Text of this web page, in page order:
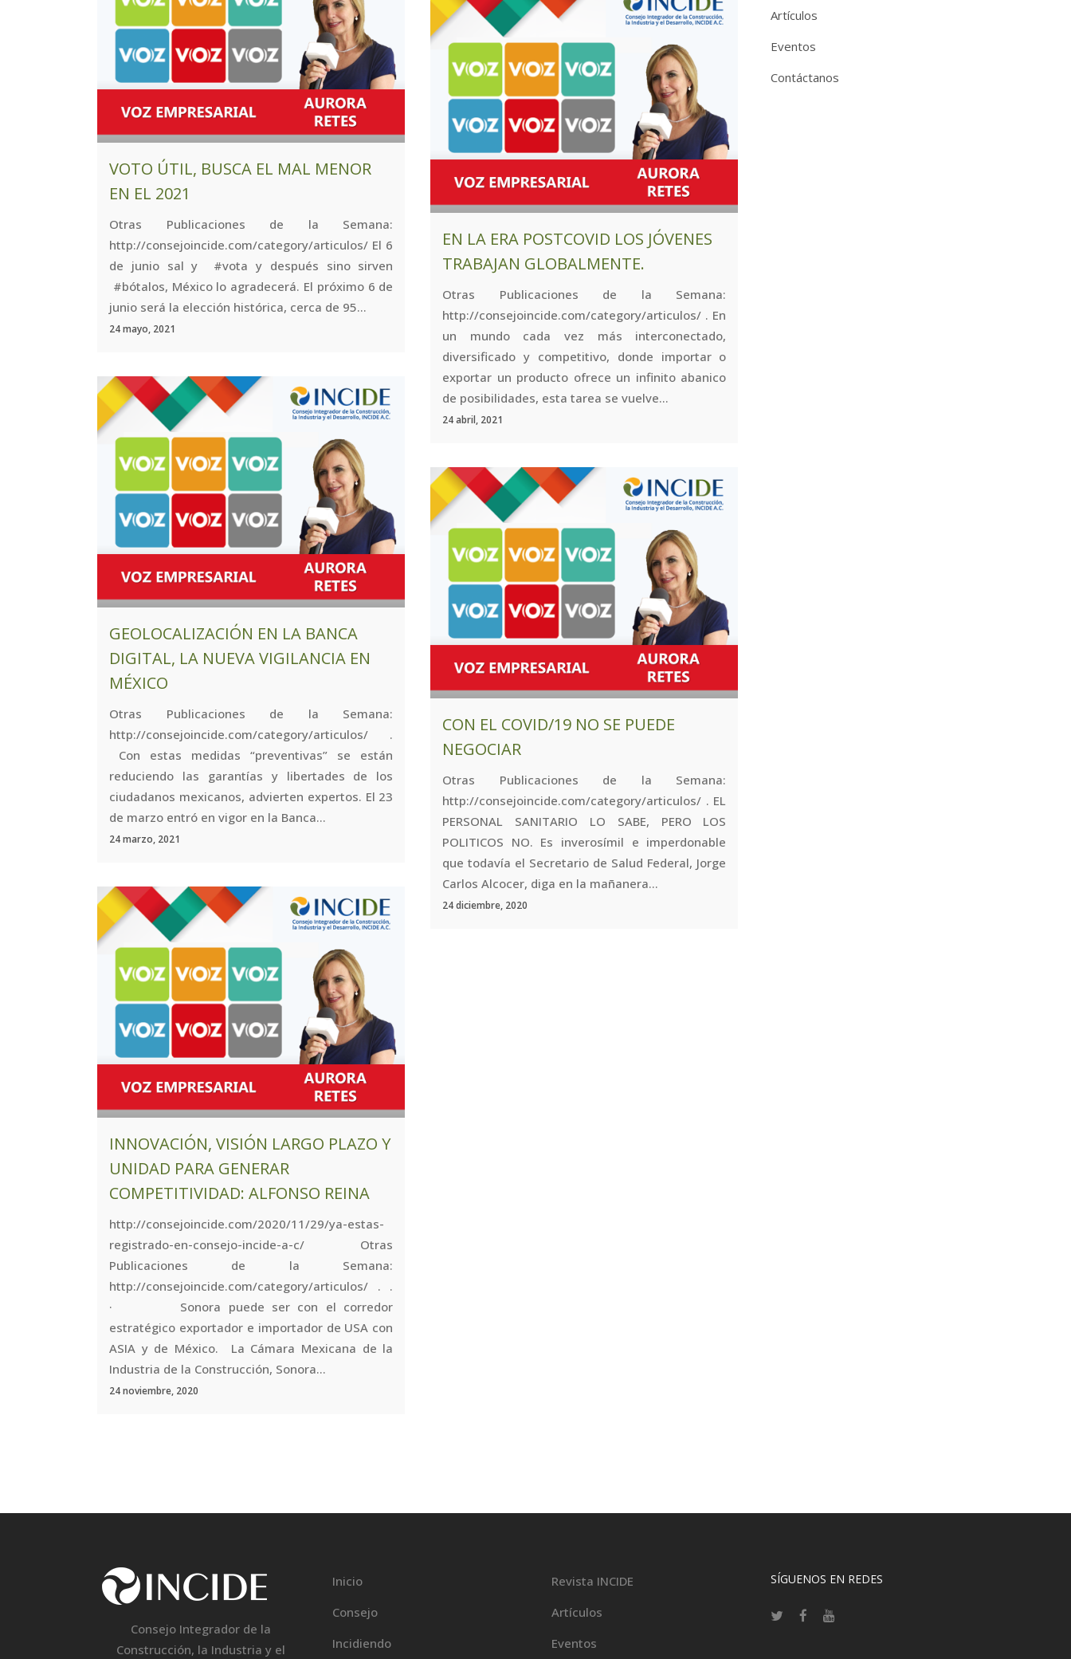
VOTO ÚTIL, BUSCA EL MAL MENOR
EN EL 2021
Otras Publicaciones de la Semana:
http://consejoincide.com/category/articulos/ El 6
de junio sal y #vota y después sino sirven
#bótalos, México lo agradecerá. El próximo 6 de
junio será la elección histórica, cerca de 95...
24 mayo, 2021
EN LA ERA POSTCOVID LOS JÓVENES
TRABAJAN GLOBALMENTE.
Otras Publicaciones de la Semana:
http://consejoincide.com/category/articulos/ . En
un mundo cada vez más interconectado,
diversificado y competitivo, donde importar o
exportar un producto ofrece un infinito abanico
de posibilidades, esta tarea se vuelve...
24 abril, 2021
GEOLOCALIZACIÓN EN LA BANCA
DIGITAL, LA NUEVA VIGILANCIA EN
MÉXICO
Otras Publicaciones de la Semana:
http://consejoincide.com/category/articulos/ .
Con estas medidas “preventivas” se están
reduciendo las garantías y libertades de los
ciudadanos mexicanos, advierten expertos. El 23
de marzo entró en vigor en la Banca...
24 marzo, 2021
CON EL COVID/19 NO SE PUEDE
NEGOCIAR
Otras Publicaciones de la Semana:
http://consejoincide.com/category/articulos/ . EL
PERSONAL SANITARIO LO SABE, PERO LOS
POLITICOS NO. Es inverosímil e imperdonable
que todavía el Secretario de Salud Federal, Jorge
Carlos Alcocer, diga en la mañanera...
24 diciembre, 2020
INNOVACIÓN, VISIÓN LARGO PLAZO Y
UNIDAD PARA GENERAR
COMPETITIVIDAD: ALFONSO REINA
http://consejoincide.com/2020/11/29/ya-estas-
registrado-en-consejo-incide-a-c/ Otras
Publicaciones de la Semana:
http://consejoincide.com/category/articulos/ . .
· Sonora puede ser con el corredor
estratégico exportador e importador de USA con
ASIA y de México. La Cámara Mexicana de la
Industria de la Construcción, Sonora...
24 noviembre, 2020
Artículos
Eventos
Contáctanos
Consejo Integrador de la
Construcción, la Industria y el
Inicio
Consejo
Incidiendo
Revista INCIDE
Artículos
Eventos
SÍGUENOS EN REDES